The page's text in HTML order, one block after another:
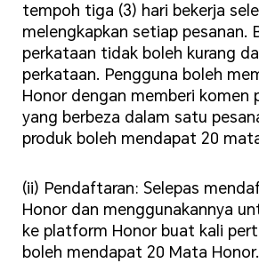
tempoh tiga (3) hari bekerja
melengkapkan setiap pesanan.
perkataan tidak boleh kurang
perkataan. Pengguna boleh
Honor dengan memberi komen
yang berbeza dalam satu
produk boleh mendapat 20
(ii) Pendaftaran: Selepas
Honor dan menggunakannya
ke platform Honor buat kali
boleh mendapat 20 Mata Honor.